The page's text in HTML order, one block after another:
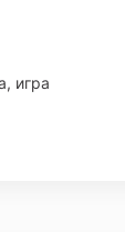
игра